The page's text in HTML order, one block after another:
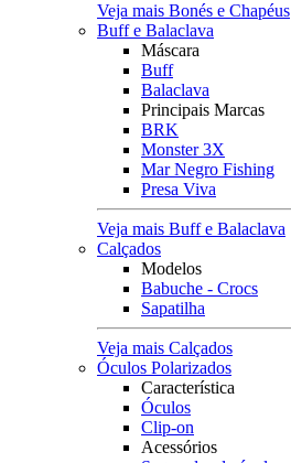
Veja mais Bonés e Chapéus
Buff e Balaclava
Máscara
Buff
Balaclava
Principais Marcas
BRK
Monster 3X
Mar Negro Fishing
Presa Viva
Veja mais Buff e Balaclava
Calçados
Modelos
Babuche - Crocs
Sapatilha
Veja mais Calçados
Óculos Polarizados
Característica
Óculos
Clip-on
Acessórios